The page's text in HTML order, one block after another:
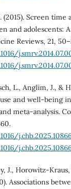
(2015). Screen time
and adolescents:
Reviews, 21,
L., Anglim, J., &
and well-being
meta-analysis.
J., Horowitz-
Associations